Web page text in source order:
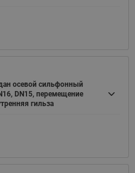
осевой сильфонный
DN15, перемещение
гильза